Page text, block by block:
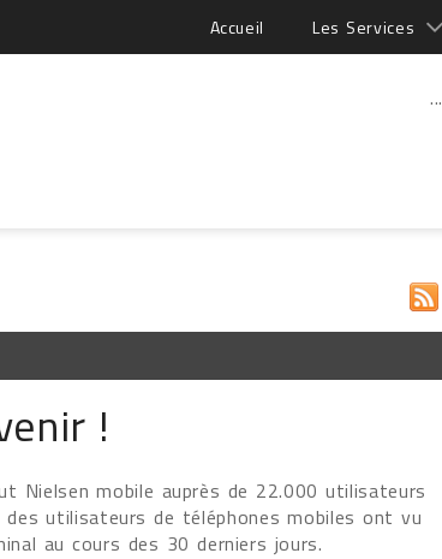
Accueil Les Services
...
!
Nielsen mobile auprès de 22.000 utilisateurs
des utilisateurs de téléphones mobiles ont vu
au cours des 30 derniers jours.